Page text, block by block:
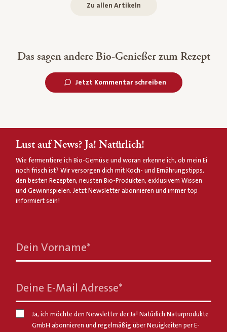
Zu allen Artikeln
Das sagen andere Bio-Genießer zum Rezept
Jetzt Kommentar schreiben
Lust auf News? Ja! Natürlich!
Wie fermentiere ich Bio-Gemüse und woran erkenne ich, ob mein Ei
noch frisch ist? Wir versorgen dich mit Koch- und Ernährungstipps,
den besten Rezepten, neusten Bio-Produkten, exklusivem Wissen
und Gewinnspielen. Jetzt Newsletter abonnieren und immer top
informiert sein!
Dein Vorname*
Deine E-Mail Adresse*
Ja, ich möchte den Newsletter der Ja! Natürlich Naturprodukte
GmbH abonnieren und regelmäßig über Neuigkeiten per E-